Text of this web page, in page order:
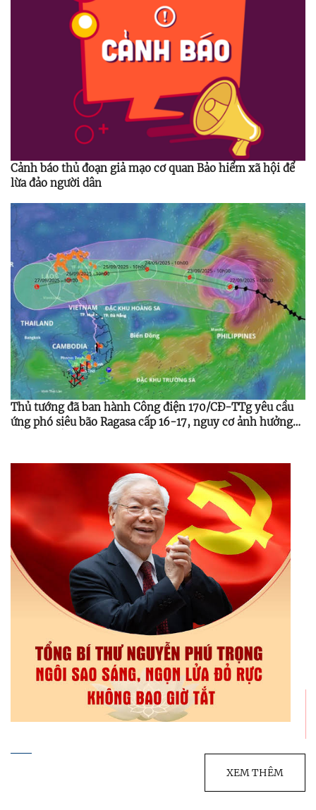
Cảnh báo thủ đoạn giả mạo cơ quan Bảo hiểm xã hội để
lừa đảo người dân
Thủ tướng đã ban hành Công điện 170/CĐ-TTg yêu cầu
ứng phó siêu bão Ragasa cấp 16-17, nguy cơ ảnh hưởng
XEM THÊM